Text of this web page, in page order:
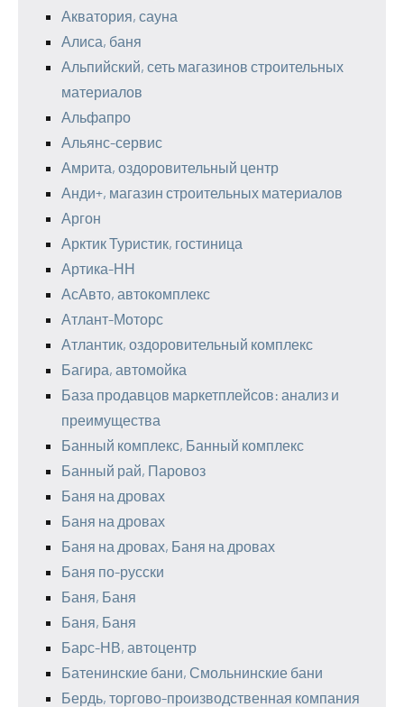
Акватория, сауна
Алиса, баня
Альпийский, сеть магазинов строительных
материалов
Альфапро
Альянс-сервис
Амрита, оздоровительный центр
Анди+, магазин строительных материалов
Аргон
Арктик Туристик, гостиница
Артика-НН
АсАвто, автокомплекс
Атлант-Моторс
Атлантик, оздоровительный комплекс
Багира, автомойка
База продавцов маркетплейсов: анализ и
преимущества
Банный комплекс, Банный комплекс
Банный рай, Паровоз
Баня на дровах
Баня на дровах
Баня на дровах, Баня на дровах
Баня по-русски
Баня, Баня
Баня, Баня
Барс-НВ, автоцентр
Батенинские бани, Смольнинские бани
Бердь, торгово-производственная компания